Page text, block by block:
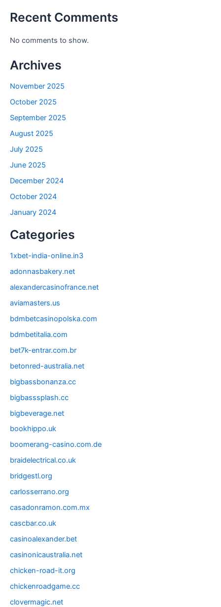
Recent Comments
No comments to show.
Archives
November 2025
October 2025
September 2025
August 2025
July 2025
June 2025
December 2024
October 2024
January 2024
Categories
1xbet-india-online.in3
adonnasbakery.net
alexandercasinofrance.net
aviamasters.us
bdmbetcasinopolska.com
bdmbetitalia.com
bet7k-entrar.com.br
betonred-australia.net
bigbassbonanza.cc
bigbasssplash.cc
bigbeverage.net
bookhippo.uk
boomerang-casino.com.de
braidelectrical.co.uk
bridgestl.org
carlosserrano.org
casadonramon.com.mx
cascbar.co.uk
casinoalexander.bet
casinonicaustralia.net
chicken-road-it.org
chickenroadgame.cc
clovermagic.net